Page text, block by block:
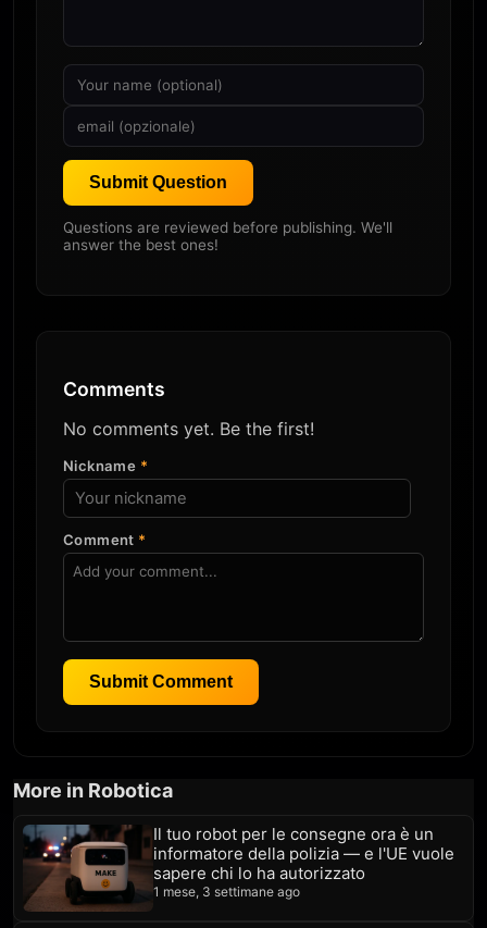
Submit Question
Questions are reviewed before publishing. We'll
answer the best ones!
Comments
No comments yet. Be the first!
Nickname *
Comment *
Submit Comment
More in Robotica
Il tuo robot per le consegne ora è un
informatore della polizia — e l'UE vuole
sapere chi lo ha autorizzato
1 mese, 3 settimane ago